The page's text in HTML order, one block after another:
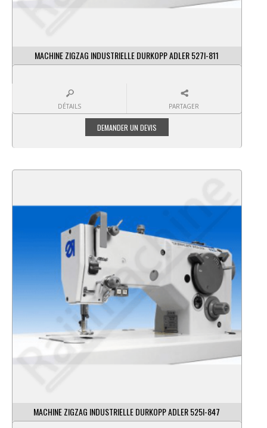
MACHINE ZIGZAG INDUSTRIELLE DURKOPP ADLER 527I-811
DÉTAILS PARTAGER
MACHINE ZIGZAG INDUSTRIELLE DURKOPP ADLER 525I-847